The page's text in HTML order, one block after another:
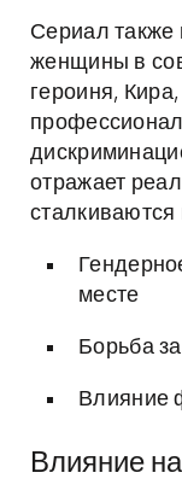
Сериал также
женщины в
героиня,
отражает
месте
Борьба
Влияние
Влияние